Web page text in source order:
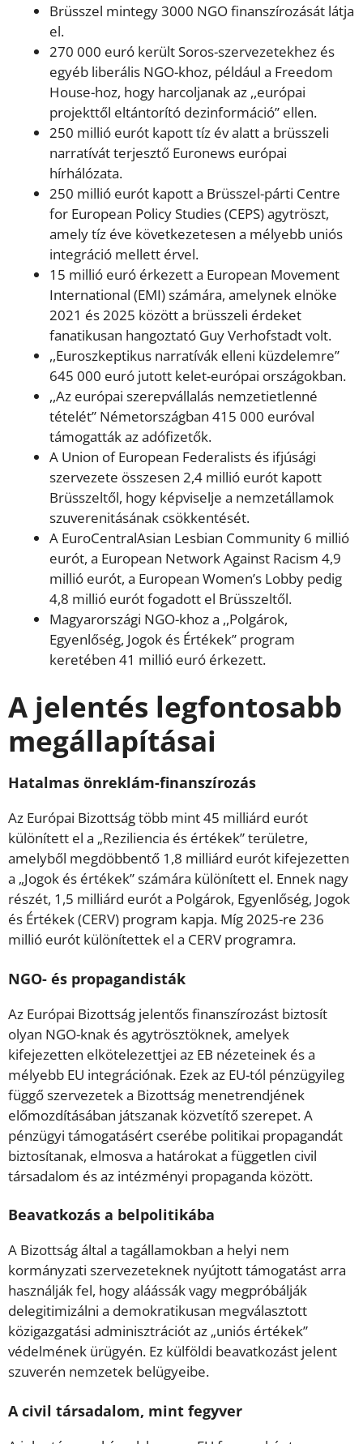
Brüsszel mintegy 3000 NGO finanszírozását látja
el.
270 000 euró került Soros-szervezetekhez és
egyéb liberális NGO-khoz, például a Freedom
House-hoz, hogy harcoljanak az ,,európai
projekttől eltántorító dezinformáció’’ ellen.
250 millió eurót kapott tíz év alatt a brüsszeli
narratívát terjesztő Euronews európai
hírhálózata.
250 millió eurót kapott a Brüsszel-párti Centre
for European Policy Studies (CEPS) agytröszt,
amely tíz éve következetesen a mélyebb uniós
integráció mellett érvel.
15 millió euró érkezett a European Movement
International (EMI) számára, amelynek elnöke
2021 és 2025 között a brüsszeli érdeket
fanatikusan hangoztató Guy Verhofstadt volt.
,,Euroszkeptikus narratívák elleni küzdelemre’’
645 000 euró jutott kelet-európai országokban.
,,Az európai szerepvállalás nemzetietlenné
tételét’’ Németországban 415 000 euróval
támogatták az adófizetők.
A Union of European Federalists és ifjúsági
szervezete összesen 2,4 millió eurót kapott
Brüsszeltől, hogy képviselje a nemzetállamok
szuverenitásának csökkentését.
A EuroCentralAsian Lesbian Community 6 millió
eurót, a European Network Against Racism 4,9
millió eurót, a European Women’s Lobby pedig
4,8 millió eurót fogadott el Brüsszeltől.
Magyarországi NGO-khoz a ,,Polgárok,
Egyenlőség, Jogok és Értékek’’ program
keretében 41 millió euró érkezett.
A jelentés legfontosabb
megállapításai
Hatalmas önreklám-finanszírozás
Az Európai Bizottság több mint 45 milliárd eurót
különített el a „Reziliencia és értékek” területre,
amelyből megdöbbentő 1,8 milliárd eurót kifejezetten
a „Jogok és értékek” számára különített el. Ennek nagy
részét, 1,5 milliárd eurót a Polgárok, Egyenlőség, Jogok
és Értékek (CERV) program kapja. Míg 2025-re 236
millió eurót különítettek el a CERV programra.
NGO- és propagandisták
Az Európai Bizottság jelentős finanszírozást biztosít
olyan NGO-knak és agytrösztöknek, amelyek
kifejezetten elkötelezettjei az EB nézeteinek és a
mélyebb EU integrációnak. Ezek az EU-tól pénzügyileg
függő szervezetek a Bizottság menetrendjének
előmozdításában játszanak közvetítő szerepet. A
pénzügyi támogatásért cserébe politikai propagandát
biztosítanak, elmosva a határokat a független civil
társadalom és az intézményi propaganda között.
Beavatkozás a belpolitikába
A Bizottság által a tagállamokban a helyi nem
kormányzati szervezeteknek nyújtott támogatást arra
használják fel, hogy aláássák vagy megpróbálják
delegitimizálni a demokratikusan megválasztott
közigazgatási adminisztrációt az „uniós értékek”
védelmének ürügyén. Ez külföldi beavatkozást jelent
szuverén nemzetek belügyeibe.
A civil társadalom, mint fegyver